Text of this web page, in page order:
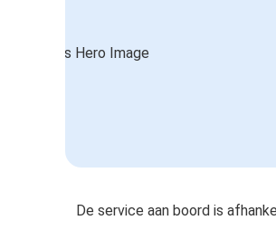
De service aan boord is